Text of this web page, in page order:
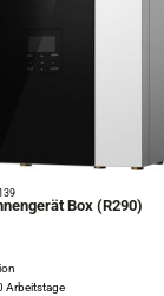
Box (R290)
Arbeitstage